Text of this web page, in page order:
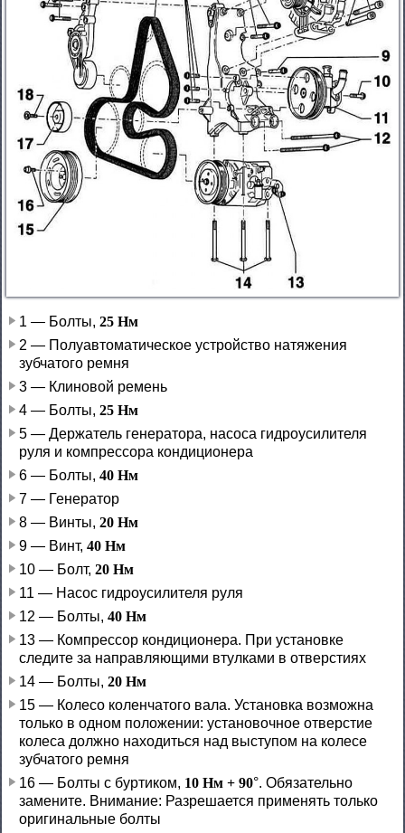
1 — Болты, 25 Нм
2 — Полуавтоматическое устройство натяжения
зубчатого ремня
3 — Клиновой ремень
4 — Болты, 25 Нм
5 — Держатель генератора, насоса гидроусилителя
руля и компрессора кондиционера
6 — Болты, 40 Нм
7 — Генератор
8 — Винты, 20 Нм
9 — Винт, 40 Нм
10 — Болт, 20 Нм
11 — Насос гидроусилителя руля
12 — Болты, 40 Нм
13 — Компрессор кондиционера. При установке
следите за направляющими втулками в отверстиях
14 — Болты, 20 Нм
15 — Колесо коленчатого вала. Установка возможна
только в одном положении: установочное отверстие
колеса должно находиться над выступом на колесе
зубчатого ремня
16 — Болты с буртиком, 10 Нм + 90°. Обязательно
замените. Внимание: Разрешается применять только
оригинальные болты